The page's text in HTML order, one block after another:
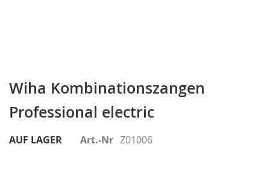
Wiha Kombinationszangen
Professional electric
AUF LAGER Art.-Nr Z01006
Anfang
der
Bildergalerie